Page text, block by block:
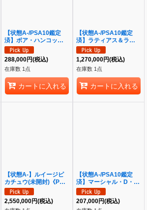
【状態A-/PSA10鑑定
済】ボア・ハンコック
(パラレル/漫画背景/漫画
絵)《SR》{OP07-051}
288,000円(税込)
在庫数 1点
カートに入れる
【状態A-/PSA10鑑定
済】ラティアス＆ラティ
オスGX(SA)《SR》
{105/095}[その他]
1,270,000円(税込)
在庫数 1点
カートに入れる
【状態A-】ルイージピ
カチュウ(未開封)《P》
{296/XY-P}[XY]
2,550,000円(税込)
【状態A-/PSA10鑑定
済】マーシャル・D・テ
ィーチ(パラレル/銀背景)
《-》{OP09-093}
207,000円(税込)